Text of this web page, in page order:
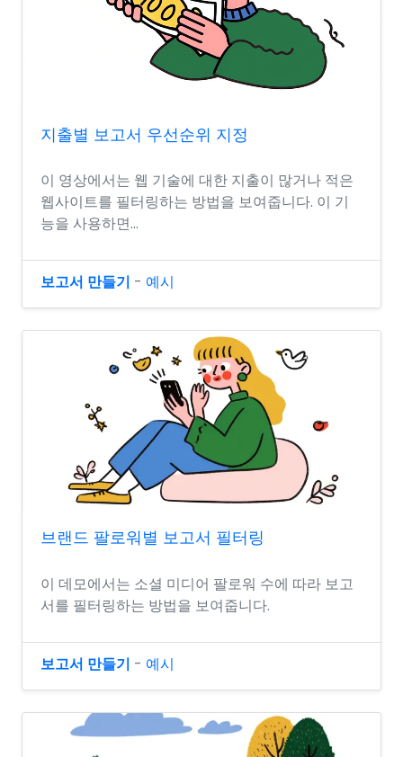
지출별 보고서 우선순위 지정
이 영상에서는 웹 기술에 대한 지출이 많거나 적은
웹사이트를 필터링하는 방법을 보여줍니다. 이 기
능을 사용하면...
보고서 만들기 - 예시
브랜드 팔로워별 보고서 필터링
이 데모에서는 소셜 미디어 팔로워 수에 따라 보고
서를 필터링하는 방법을 보여줍니다.
보고서 만들기 - 예시